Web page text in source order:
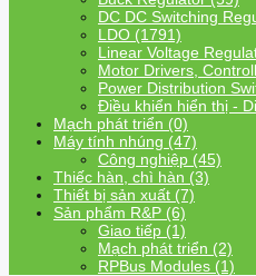
DC DC Switching
LDO (1791)
Linear Voltage
Motor Drivers,
Power Distribution
Điều khiển hiển thị -
Mạch phát triển (0)
Máy tính nhúng (47)
Công nghiệp (45)
Thiếc hàn, chì hàn (3)
Thiết bị sản xuất (7)
Sản phẩm R&P (6)
Giao tiếp (1)
Mạch phát triển (2)
RPBus Modules (1)